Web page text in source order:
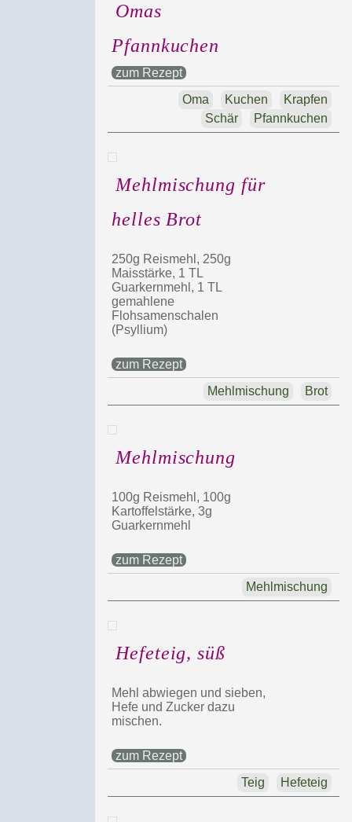
Omas
Pfannkuchen
zum Rezept
Krapfen
Kuchen
Oma
Pfannkuchen
Schär
Mehlmischung für
helles Brot
250g Reismehl, 250g
Maisstärke, 1 TL
Guarkernmehl, 1 TL
gemahlene
Flohsamenschalen
(Psyllium)
zum Rezept
Brot
Mehlmischung
Mehlmischung
100g Reismehl, 100g
Kartoffelstärke, 3g
Guarkernmehl
zum Rezept
Mehlmischung
Hefeteig, süß
Mehl abwiegen und sieben,
Hefe und Zucker dazu
mischen.
zum Rezept
Hefeteig
Teig